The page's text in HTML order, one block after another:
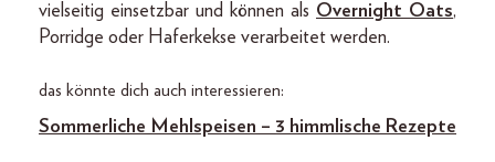
vielseitig einsetzbar und können als Overnight Oats,
Porridge oder Haferkekse verarbeitet werden.
das könnte dich auch interessieren:
Sommerliche Mehlspeisen – 3 himmlische Rezepte